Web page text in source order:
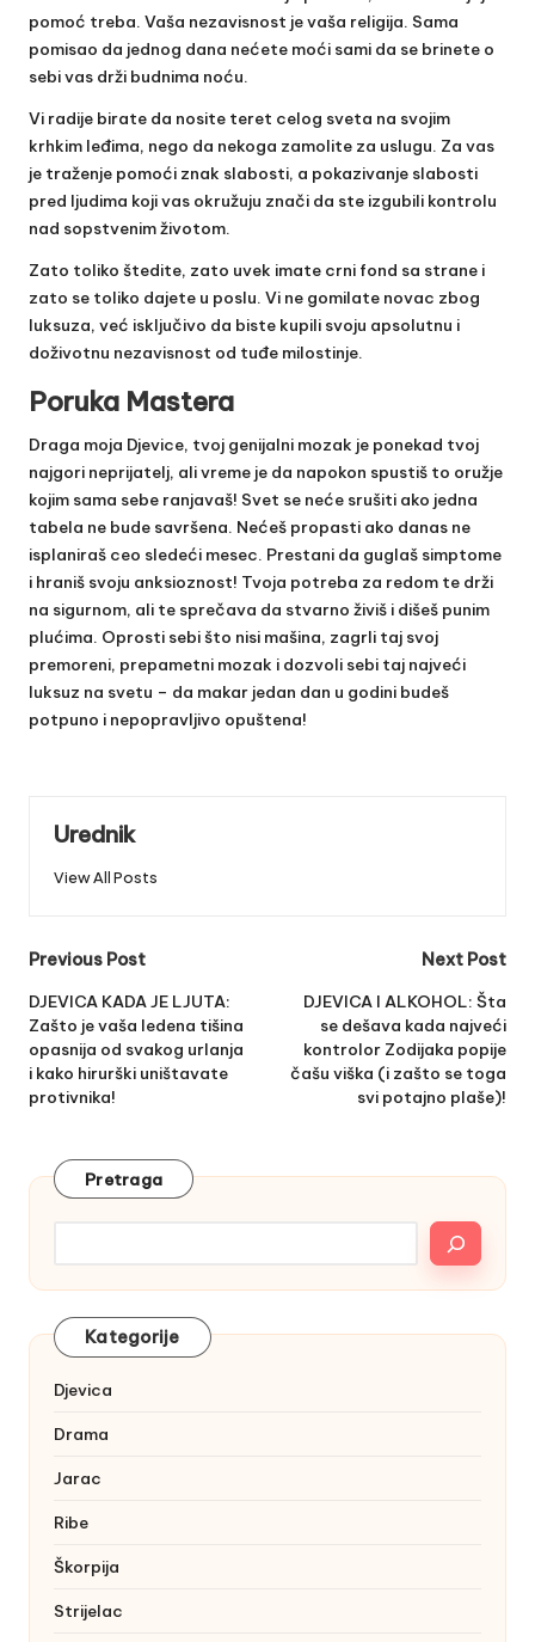
pomoć treba. Vaša nezavisnost je vaša religija. Sama
pomisao da jednog dana nećete moći sami da se brinete o
sebi vas drži budnima noću.
Vi radije birate da nosite teret celog sveta na svojim
krhkim leđima, nego da nekoga zamolite za uslugu. Za vas
je traženje pomoći znak slabosti, a pokazivanje slabosti
pred ljudima koji vas okružuju znači da ste izgubili kontrolu
nad sopstvenim životom.
Zato toliko štedite, zato uvek imate crni fond sa strane i
zato se toliko dajete u poslu. Vi ne gomilate novac zbog
luksuza, već isključivo da biste kupili svoju apsolutnu i
doživotnu nezavisnost od tuđe milostinje.
Poruka Mastera
Draga moja Djevice, tvoj genijalni mozak je ponekad tvoj
najgori neprijatelj, ali vreme je da napokon spustiš to oružje
kojim sama sebe ranjavaš! Svet se neće srušiti ako jedna
tabela ne bude savršena. Nećeš propasti ako danas ne
isplaniraš ceo sledeći mesec. Prestani da guglaš simptome
i hraniš svoju anksioznost! Tvoja potreba za redom te drži
na sigurnom, ali te sprečava da stvarno živiš i dišeš punim
plućima. Oprosti sebi što nisi mašina, zagrli taj svoj
premoreni, prepametni mozak i dozvoli sebi taj najveći
luksuz na svetu – da makar jedan dan u godini budeš
potpuno i nepopravljivo opuštena!
Urednik
View All Posts
Post
navigation
Previous Post
DJEVICA KADA JE LJUTA:
Zašto je vaša ledena tišina
opasnija od svakog urlanja
i kako hirurški uništavate
protivnika!
Next Post
DJEVICA I ALKOHOL: Šta
se dešava kada najveći
kontrolor Zodijaka popije
čašu viška (i zašto se toga
svi potajno plaše)!
Pretraga
Kategorije
Djevica
Drama
Jarac
Ribe
Škorpija
Strijelac